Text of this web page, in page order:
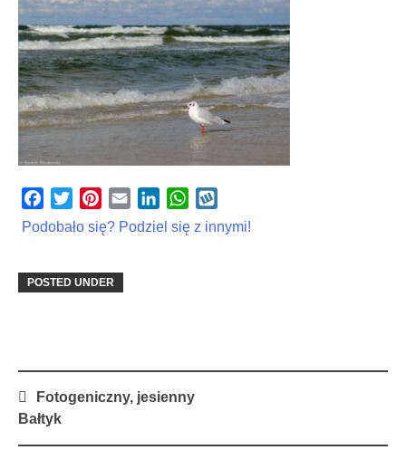
Facebook
TwitterPinterest
Email LinkedInWhatsApp
Podobało się? Podziel się z innymi!
POSTED UNDER
Post
navigation
Fotogeniczny, jesienny
Bałtyk